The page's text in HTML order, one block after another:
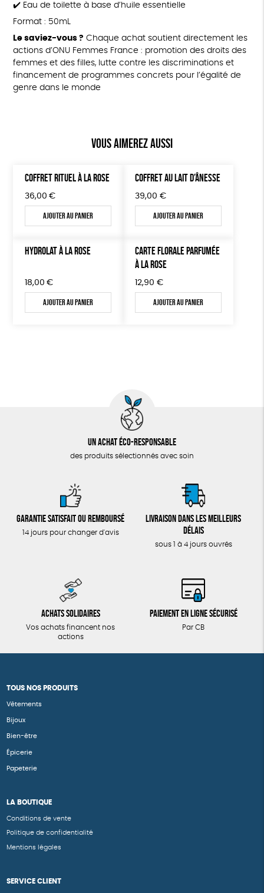
✔️ Eau de toilette à base d’huile essentielle
Format : 50mL
Le saviez-vous ? Chaque achat soutient directement les
actions d’ONU Femmes France : promotion des droits des
femmes et des filles, lutte contre les discriminations et
financement de programmes concrets pour l’égalité de
genre dans le monde
Vous aimerez aussi
COFFRET RITUEL À LA ROSE
36,00 €
Ajouter au panier
COFFRET AU LAIT D’ÂNESSE
39,00 €
Ajouter au panier
HYDROLAT À LA ROSE
18,00 €
Ajouter au panier
CARTE FLORALE PARFUMÉE
À LA ROSE
12,90 €
Ajouter au panier
Un achat éco-responsable
des produits sélectionnés avec soin
Garantie satisfait ou remboursé
14 jours pour changer d'avis
Livraison dans les meilleurs
délais
sous 1 à 4 jours ouvrés
Achats solidaires
Vos achats financent nos
actions
Paiement en ligne sécurisé
Par CB
TOUS NOS PRODUITS
Vêtements
Bijoux
Bien-être
Épicerie
Papeterie
LA BOUTIQUE
Conditions de vente
Politique de confidentialité
Mentions légales
SERVICE CLIENT